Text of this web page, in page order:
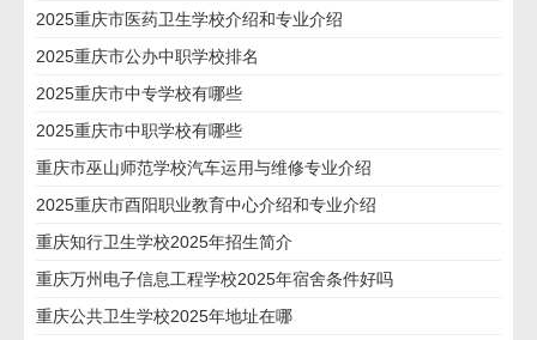
2025重庆市医药卫生学校介绍和专业介绍
2025重庆市公办中职学校排名
2025重庆市中专学校有哪些
2025重庆市中职学校有哪些
重庆市巫山师范学校汽车运用与维修专业介绍
2025重庆市酉阳职业教育中心介绍和专业介绍
重庆知行卫生学校2025年招生简介
重庆万州电子信息工程学校2025年宿舍条件好吗
重庆公共卫生学校2025年地址在哪